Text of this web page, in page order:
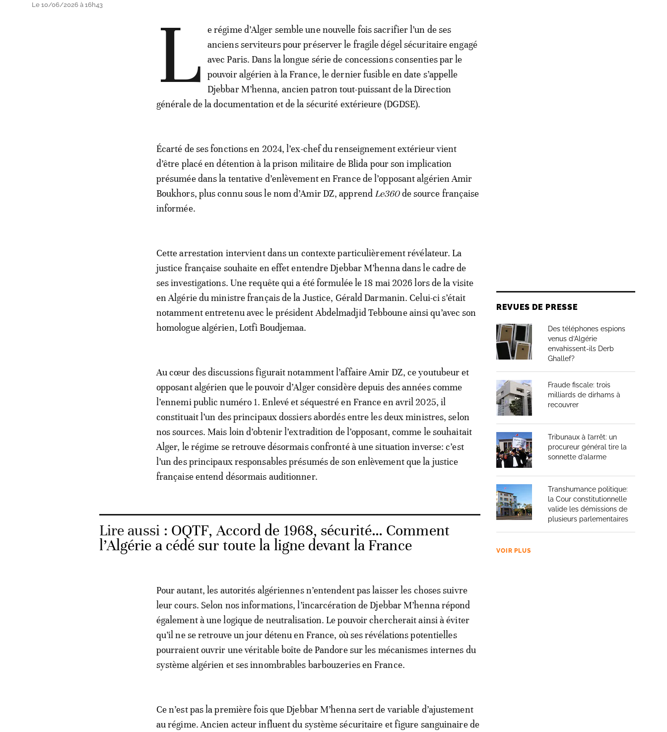
Le 10/06/2026 à 16h43 L
e régime d’Alger semble une nouvelle fois sacrifier l’un de ses
anciens serviteurs pour préserver le fragile dégel sécuritaire engagé
avec Paris. Dans la longue série de concessions consenties par le
pouvoir algérien à la France, le dernier fusible en date s’appelle
Djebbar M’henna, ancien patron tout-puissant de la Direction
générale de la documentation et de la sécurité extérieure (DGDSE).
Écarté de ses fonctions en 2024, l’ex-chef du renseignement extérieur vient
d’être placé en détention à la prison militaire de Blida pour son implication
présumée dans la tentative d’enlèvement en France de l’opposant algérien Amir
Boukhors, plus connu sous le nom d’Amir DZ, apprend Le360de source française
informée.
Cette arrestation intervient dans un contexte particulièrement révélateur. La
justice française souhaite en effet entendre Djebbar M’henna dans le cadre de
ses investigations. Une requête qui a été formulée le 18 mai 2026 lors de la visite
en Algérie du ministre français de la Justice, Gérald Darmanin. Celui-ci s’était
notamment entretenu avec le président Abdelmadjid Tebboune ainsi qu’avec son
homologue algérien, Lotfi Boudjemaa.
Au cœur des discussions figurait notamment l’affaire Amir DZ, ce youtubeur et
opposant algérien que le pouvoir d’Alger considère depuis des années comme
l’ennemi public numéro 1. Enlevé et séquestré en France en avril 2025, il
constituait l’un des principaux dossiers abordés entre les deux ministres, selon
nos sources. Mais loin d’obtenir l’extradition de l’opposant, comme le souhaitait
Alger, le régime se retrouve désormais confronté à une situation inverse: c’est
l’un des principaux responsables présumés de son enlèvement que la justice
française entend désormais auditionner.
Lire aussi : OQTF, Accord de 1968, sécurité… Comment
l’Algérie a cédé sur toute la ligne devant la France
Pour autant, les autorités algériennes n’entendent pas laisser les choses suivre
leur cours. Selon nos informations, l’incarcération de Djebbar M’henna répond
également à une logique de neutralisation. Le pouvoir chercherait ainsi à éviter
qu’il ne se retrouve un jour détenu en France, où ses révélations potentielles
pourraient ouvrir une véritable boîte de Pandore sur les mécanismes internes du
système algérien et ses innombrables barbouzeries en France.
Ce n’est pas la première fois que Djebbar M’henna sert de variable d’ajustement
au régime. Ancien acteur influent du système sécuritaire et figure sanguinaire de
REVUES DE PRESSE
Des téléphones espions
venus d’Algérie
envahissent-ils Derb
Ghallef?
Fraude fiscale: trois
milliards de dirhams à
recouvrer
Tribunaux à l’arrêt: un
procureur général tire la
sonnette d’alarme
Transhumance politique:
la Cour constitutionnelle
valide les démissions de
plusieurs parlementaires
VOIR PLUS